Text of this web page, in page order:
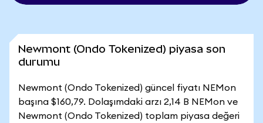
Newmont (Ondo Tokenized) piyasa son
durumu
Newmont (Ondo Tokenized) güncel fiyatı NEMon
başına $160,79. Dolaşımdaki arzı 2,14 B NEMon ve
Newmont (Ondo Tokenized) toplam piyasa değeri